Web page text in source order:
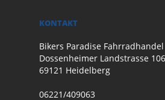
KONTAKT
Bikers Paradise Fahrradhandel
Dossenheimer Landstrasse 106
69121 Heidelberg
06221/409063